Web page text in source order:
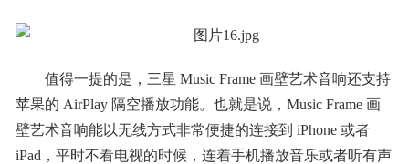
值得一提的是，三星 Music Frame 画壁艺术音响还支持
苹果的 AirPlay 隔空播放功能。也就是说，Music Frame 画
壁艺术音响能以无线方式非常便捷的连接到 iPhone 或者
iPad，平时不看电视的时候，连着手机播放音乐或者听有声